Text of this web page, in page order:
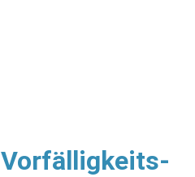
Vorfälligkeits-